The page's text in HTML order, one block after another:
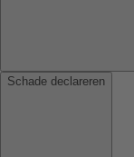
Schade declareren